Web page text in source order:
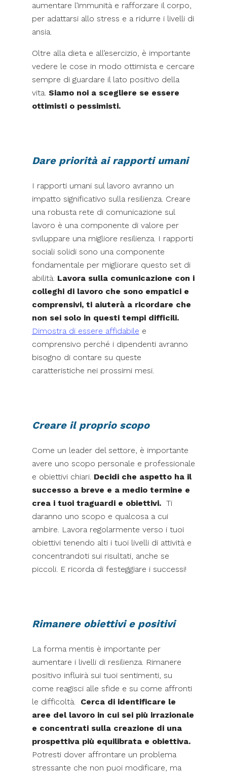
aumentare l’immunità e rafforzare il corpo,
per adattarsi allo stress e a ridurre i livelli di
ansia.
Oltre alla dieta e all’esercizio, è importante
vedere le cose in modo ottimista e cercare
sempre di guardare il lato positivo della
vita. Siamo noi a scegliere se essere
ottimisti o pessimisti.
Dare priorità ai rapporti umani
I rapporti umani sul lavoro avranno un
impatto significativo sulla resilienza. Creare
una robusta rete di comunicazione sul
lavoro è una componente di valore per
sviluppare una migliore resilienza. I rapporti
sociali solidi sono una componente
fondamentale per migliorare questo set di
abilità. Lavora sulla comunicazione con i
colleghi di lavoro che sono empatici e
comprensivi, ti aiuterà a ricordare che
non sei solo in questi tempi difficili.
Dimostra di essere affidabile e
comprensivo perché i dipendenti avranno
bisogno di contare su queste
caratteristiche nei prossimi mesi.
Creare il proprio scopo
Come un leader del settore, è importante
avere uno scopo personale e professionale
e obiettivi chiari. Decidi che aspetto ha il
successo a breve e a medio termine e
crea i tuoi traguardi e obiettivi.Ti
daranno uno scopo e qualcosa a cui
ambire. Lavora regolarmente verso i tuoi
obiettivi tenendo alti i tuoi livelli di attività e
concentrandoti sui risultati, anche se
piccoli. E ricorda di festeggiare i successi!
Rimanere obiettivi e positivi
La forma mentis è importante per
aumentare i livelli di resilienza. Rimanere
positivo influirà sui tuoi sentimenti, su
come reagisci alle sfide e su come affronti
le difficoltà. Cerca di identificare le
aree del lavoro in cui sei più irrazionale
e concentrati sulla creazione di una
prospettiva più equilibrata e obiettiva.
Potresti dover affrontare un problema
stressante che non puoi modificare, ma